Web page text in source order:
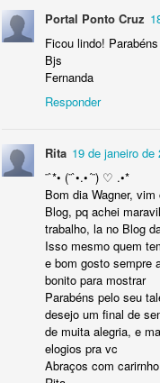
Portal Ponto Cruz
Ficou lindo!
Bjs
Fernanda
Responder
Rita 19 de janeiro de
¨`*• (¨`•.•´¨) ♡ .•*
Bom dia Wagner,
Blog, pq achei
trabalho, la no Blog
Isso mesmo quem
e bom gosto sempre
bonito para mostrar
Parabéns pelo seu
desejo um final de
de muita alegria, e
elogios pra vc
Abraços com carirnho
Olha que lindo o
no meu canalno